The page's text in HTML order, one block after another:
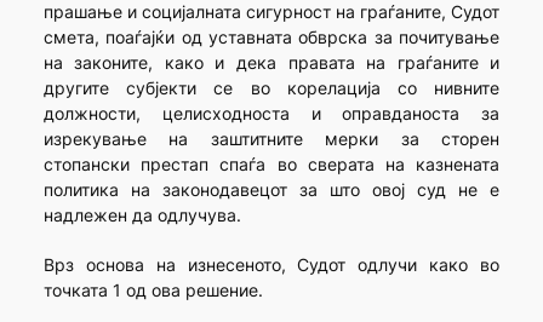
прашање и социјалната сигурност на граѓаните, Судот
смета, поаѓајќи од уставната обврска за почитување
на законите, како и дека правата на граѓаните и
другите субјекти се во корелација со нивните
должности, целисходноста и оправданоста за
изрекување на заштитните мерки за сторен
стопански престап спаѓа во сверата на казнената
политика на законодавецот за што овој суд не е
надлежен да одлучува.
Врз основа на изнесеното, Судот одлучи како во
точката 1 од ова решение.